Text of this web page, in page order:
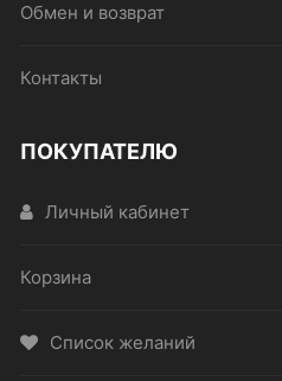
Обмен и возврат
Контакты
ПОКУПАТЕЛЮ
Личный кабинет
Корзина
Список желаний